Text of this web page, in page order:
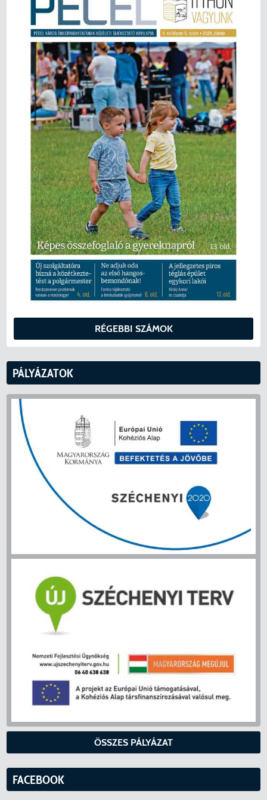
RÉGEBBI SZÁMOK
PÁLYÁZATOK
ÖSSZES PÁLYÁZAT
FACEBOOK